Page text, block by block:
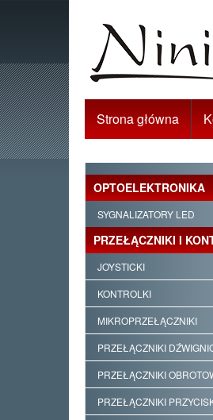
Strona główna
OPTOELEKTRONIKA
SYGNALIZATORY LED
PRZEŁĄCZNIKI I
JOYSTICKI
KONTROLKI
MIKROPRZEŁĄCZNIKI
PRZEŁĄCZNIKI
PRZEŁĄCZNIKI
PRZEŁĄCZNIKI